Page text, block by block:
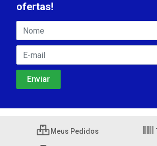
ofertas!
Meus Pedidos